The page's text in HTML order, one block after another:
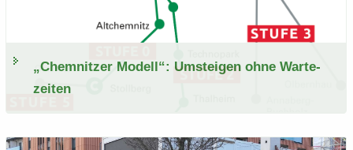
„Chem­nit­zer Mo­dell“: Um­stei­gen ohne War­te­
zei­ten